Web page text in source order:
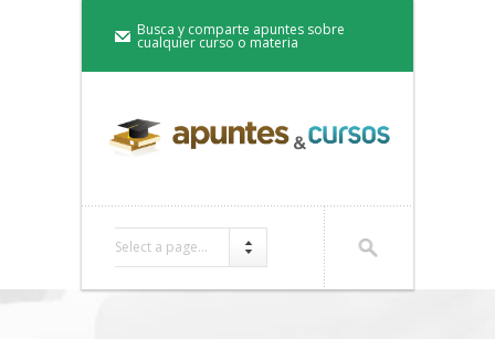
Busca y comparte apuntes sobre
cualquier curso o materia
Select a page...